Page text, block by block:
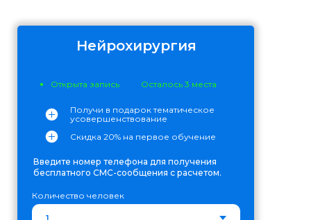
Количество человек
Нейрохирургия
Открыта запись Осталось 3 места
Введите номер телефона для получения
бесплатного СМС-сообщения с расчетом.
Получи в подарок тематическое
усовершенствование
Скидка 20% на первое обучение